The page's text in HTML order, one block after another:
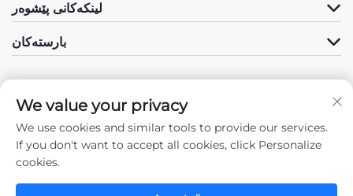
لینکەکانی پێشوەر
بارستەکان
Pêve Me
We value your privacy
We use cookies and similar tools to provide our services.
If you don't want to accept all cookies, click Personalize
cookies.